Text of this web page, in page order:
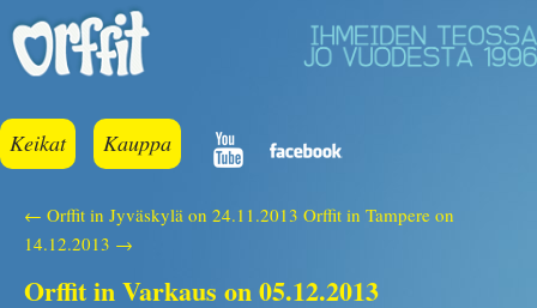
Keikat Kauppa
← Orffit in Jyväskylä on 24.11.2013 Orffit in Tampere on
14.12.2013 →
Orffit in Varkaus on 05.12.2013